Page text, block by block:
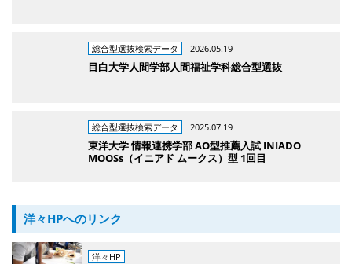
総合型選抜検索データ 2026.05.19
目白大学人間学部人間福祉学科総合型選抜
総合型選抜検索データ 2025.07.19
東洋大学 情報連携学部 AO型推薦入試 INIADO
MOOSs（イニアド ムークス）型 1回目
洋々HPへのリンク
洋々HP